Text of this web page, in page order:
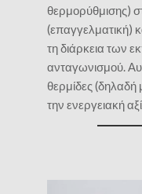
θερμορύθμισης)
(επαγγελματική)
τη διάρκεια των
ανταγωνισμού.
θερμίδες
την ενεργειακή